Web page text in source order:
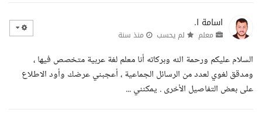
اسامة ا.
معلم لم يحسب منذ سنة
السلام عليكم ورحمة الله وبركاته أنا معلم لغة عربية متخصص فيها ،
ومدقق لغوي لعدد من الرسائل الجماعية ، أعجبني عرضك وأود الاطلاع
على بعض التفاصيل الأخرى . يمكنني ...